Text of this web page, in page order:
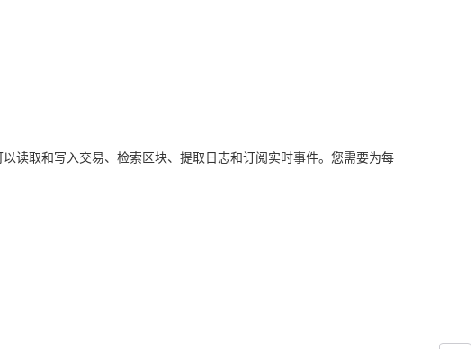
读取和写入交易、检索区块、提取日志和订阅实时事件。您需要为每